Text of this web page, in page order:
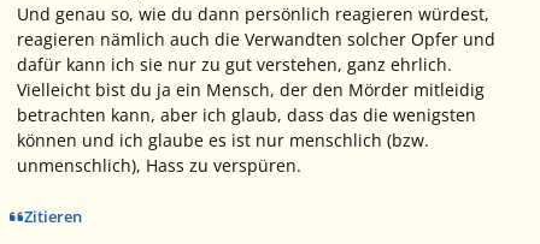
Und genau so, wie du dann persönlich reagieren würdest,
reagieren nämlich auch die Verwandten solcher Opfer und
dafür kann ich sie nur zu gut verstehen, ganz ehrlich.
Vielleicht bist du ja ein Mensch, der den Mörder mitleidig
betrachten kann, aber ich glaub, dass das die wenigsten
können und ich glaube es ist nur menschlich (bzw.
unmenschlich), Hass zu verspüren.
Zitieren